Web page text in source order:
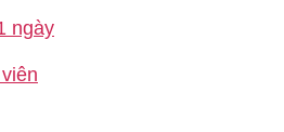
ngày